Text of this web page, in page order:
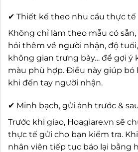
✔ Thiết kế theo nhu cầu thực tế
Không chỉ làm theo mẫu có
hỏi thêm về người nhận, độ
không gian trưng bày… để gợi ý
màu phù hợp. Điều này giúp bó
khi đến tay người nhận.
✔ Minh bạch, gửi ảnh trước &
Trước khi giao, Hoagiare.vn sẽ
thực tế gửi cho bạn kiểm tra.
nhân viên tiếp tục báo lại bằng